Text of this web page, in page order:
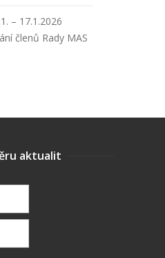
– 17.1.2026
členů Rady MAS
aktualit